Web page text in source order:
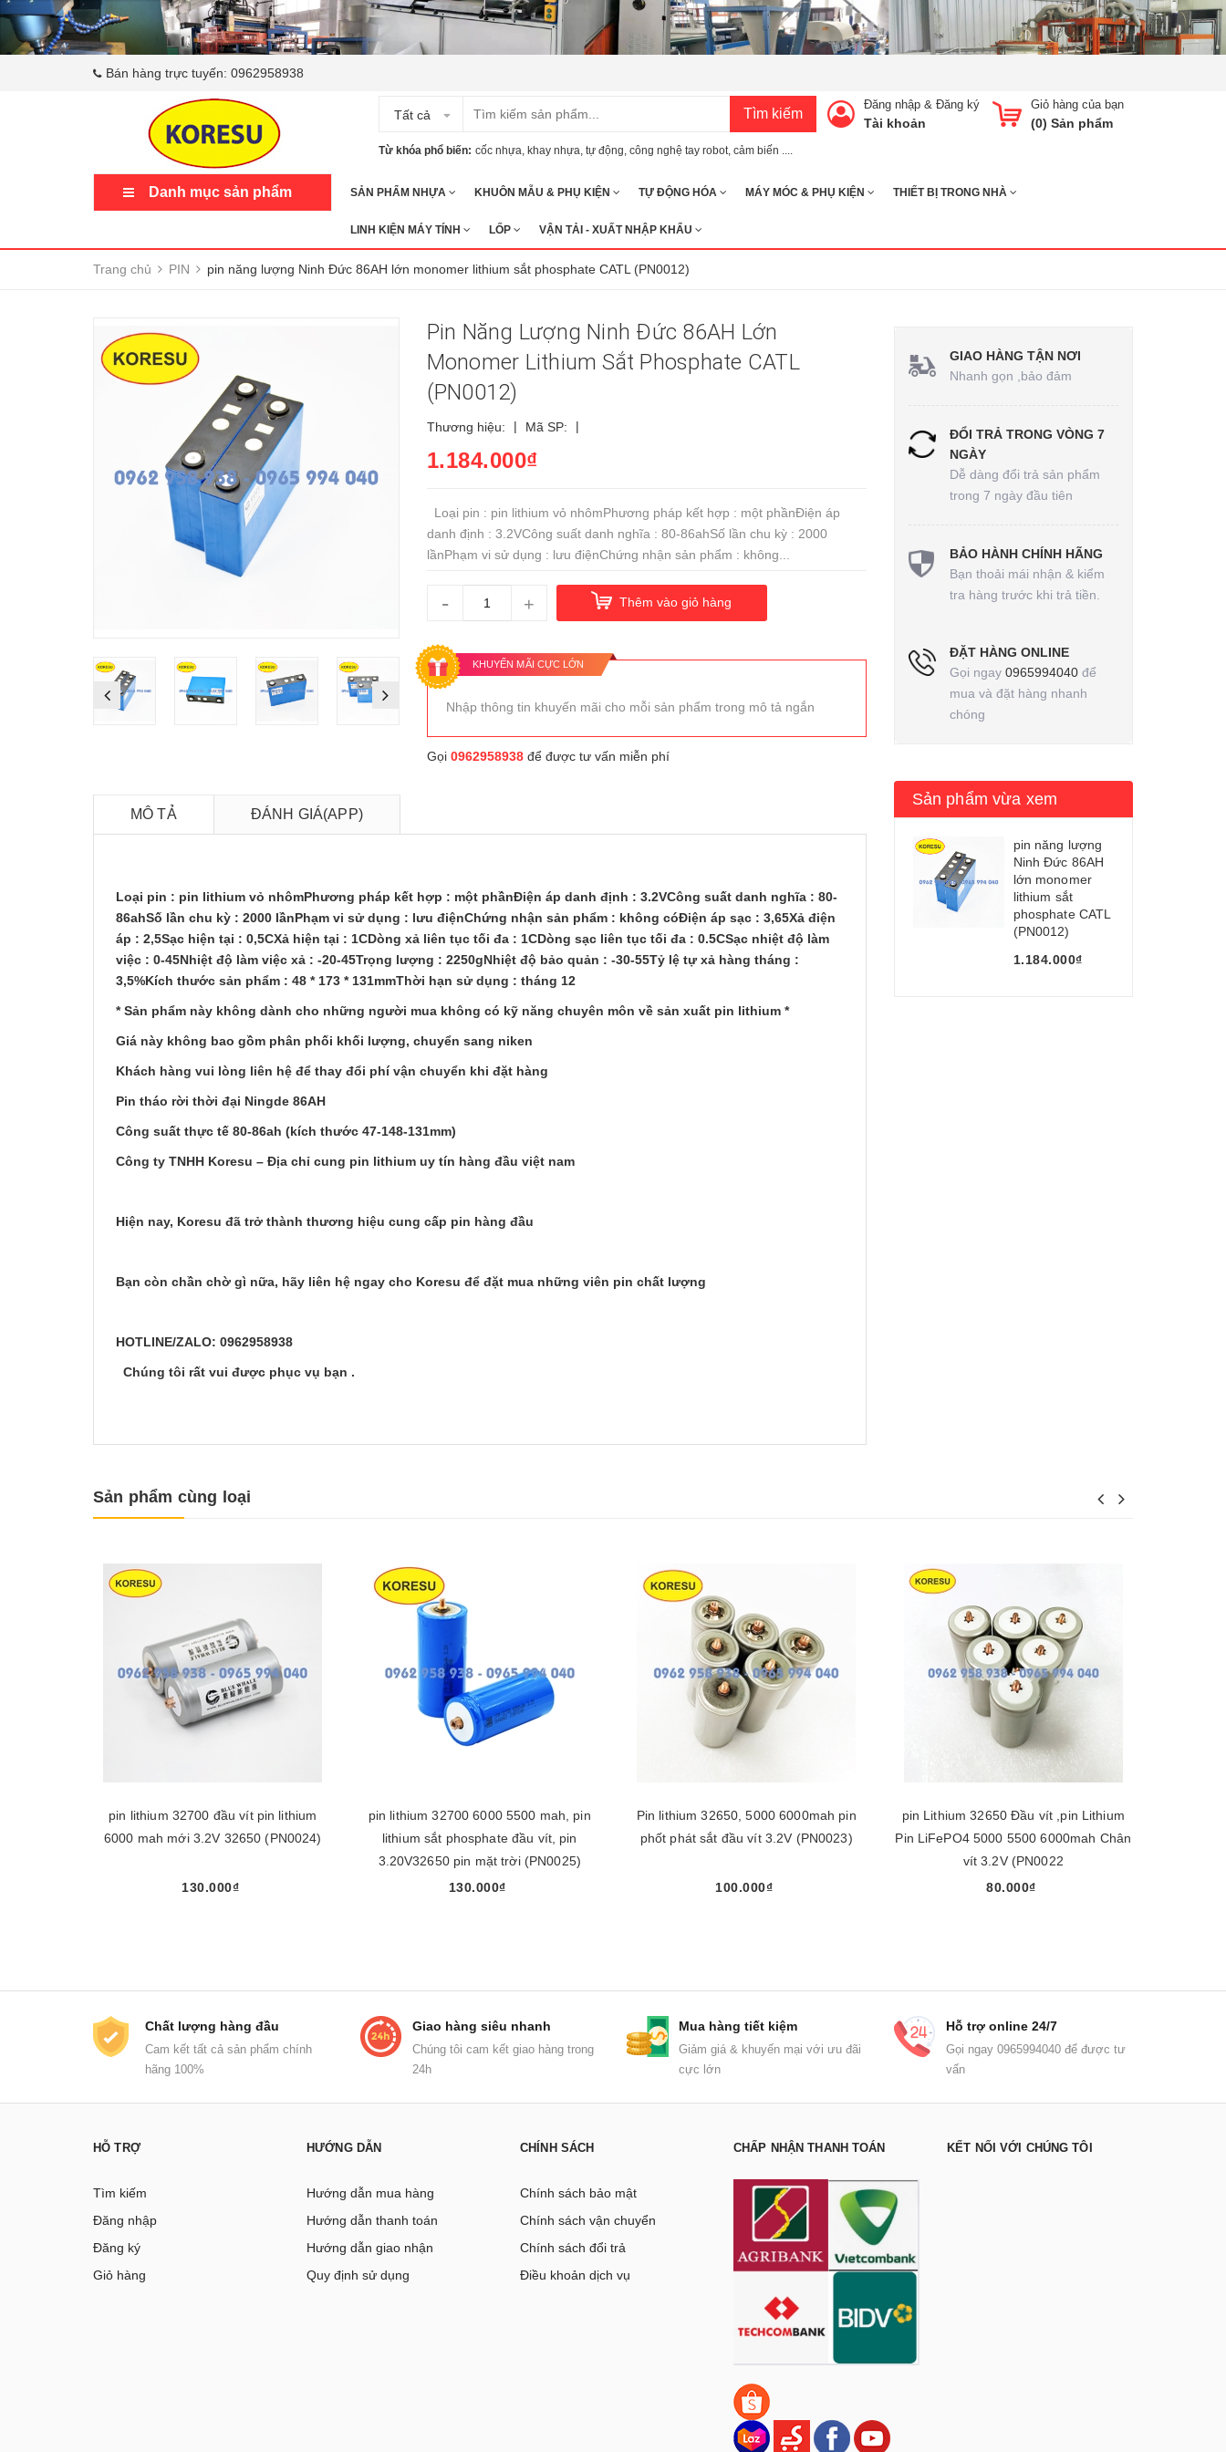
Bán hàng trực tuyến: 0962958938
Tất cả Tìm kiếm
Từ khóa phổ biến:cốc nhựa khay nhựa tự động công nghệ tay robot cảm biến ....
Giỏ hàng của bạn
(0) Sản phẩm
Đăng nhập & Đăng ký
Tài khoản
Danh mục sản phẩm SẢN PHẨM NHỰA KHUÔN MẪU & PHỤ KIỆN TỰ ĐỘNG HÓA MÁY MÓC & PHỤ KIỆN THIẾT BỊ TRONG NHÀ
LINH KIỆN MÁY TÍNH LỐP VẬN TẢI - XUẤT NHẬP KHẨU
Trang chủ PIN pin năng lượng Ninh Đức 86AH lớn monomer lithium sắt phosphate CATL (PN0012)
Pin Năng Lượng Ninh Đức 86AH Lớn
Monomer Lithium Sắt Phosphate CATL
(PN0012)
Thương hiệu: | Mã SP: |
1.184.000₫
Loại pin : pin lithium vỏ nhômPhương pháp kết hợp : một phầnĐiện áp
danh định : 3.2VCông suất danh nghĩa : 80-86ahSố lần chu kỳ : 2000
lầnPhạm vi sử dụng : lưu điệnChứng nhận sản phẩm : không...
- + Thêm vào giỏ hàng
KHUYẾN MÃI CỰC LỚN
Nhập thông tin khuyến mãi cho mỗi sản phẩm trong mô tả ngắn
Gọi 0962958938để được tư vấn miễn phí
MÔ TẢ ĐÁNH GIÁ(APP)
Loại pin : pin lithium vỏ nhômPhương pháp kết hợp : một phầnĐiện áp danh định : 3.2VCông suất danh nghĩa : 80-
86ahSố lần chu kỳ : 2000 lầnPhạm vi sử dụng : lưu điệnChứng nhận sản phẩm : không cóĐiện áp sạc : 3,65Xả điện
áp : 2,5Sạc hiện tại : 0,5CXả hiện tại : 1CDòng xả liên tục tối đa : 1CDòng sạc liên tục tối đa : 0.5CSạc nhiệt độ làm
việc : 0-45Nhiệt độ làm việc xả : -20-45Trọng lượng : 2250gNhiệt độ bảo quản : -30-55Tỷ lệ tự xả hàng tháng :
3,5%Kích thước sản phẩm : 48 * 173 * 131mmThời hạn sử dụng : tháng 12
* Sản phẩm này không dành cho những người mua không có kỹ năng chuyên môn về sản xuất pin lithium *
Giá này không bao gồm phân phối khối lượng, chuyển sang niken
Khách hàng vui lòng liên hệ để thay đổi phí vận chuyển khi đặt hàng
Pin tháo rời thời đại Ningde 86AH
Công suất thực tế 80-86ah (kích thước 47-148-131mm)
Công ty TNHH Koresu – Địa chỉ cung pin lithium uy tín hàng đầu việt nam
Hiện nay, Koresu đã trở thành thương hiệu cung cấp pin hàng đầu
Bạn còn chần chờ gì nữa, hãy liên hệ ngay cho Koresu để đặt mua những viên pin chất lượng
HOTLINE/ZALO: 0962958938
Chúng tôi rất vui được phục vụ bạn .
GIAO HÀNG TẬN NƠI
Nhanh gọn ,bảo đảm
ĐỔI TRẢ TRONG VÒNG 7
NGÀY
Dễ dàng đổi trả sản phẩm
trong 7 ngày đầu tiên
BẢO HÀNH CHÍNH HÃNG
Bạn thoải mái nhận & kiểm
tra hàng trước khi trả tiền.
ĐẶT HÀNG ONLINE
Gọi ngay 0965994040để
mua và đặt hàng nhanh
chóng
Sản phẩm vừa xem
pin năng lượng
Ninh Đức 86AH
lớn monomer
lithium sắt
phosphate CATL
(PN0012)
1.184.000₫
Sản phẩm cùng loại
pin lithium 32700 đầu vít pin lithium
6000 mah mới 3.2V 32650 (PN0024)
130.000₫
pin lithium 32700 6000 5500 mah, pin
lithium sắt phosphate đầu vít, pin
3.20V32650 pin mặt trời (PN0025)
130.000₫
Pin lithium 32650, 5000 6000mah pin
phốt phát sắt đầu vít 3.2V (PN0023)
100.000₫
pin Lithium 32650 Đầu vít ,pin Lithium
Pin LiFePO4 5000 5500 6000mah Chân
vít 3.2V (PN0022
80.000₫
Chất lượng hàng đầu
Cam kết tất cả sản phẩm chính
hãng 100%
Giao hàng siêu nhanh
Chúng tôi cam kết giao hàng trong
24h
Mua hàng tiết kiệm
Giảm giá & khuyến mại với ưu đãi
cực lớn
Hỗ trợ online 24/7
Gọi ngay 0965994040 để được tư
vấn
HỖ TRỢ
Tìm kiếm
Đăng nhập
Đăng ký
Giỏ hàng
HƯỚNG DẪN
Hướng dẫn mua hàng
Hướng dẫn thanh toán
Hướng dẫn giao nhận
Quy định sử dụng
CHÍNH SÁCH
Chính sách bảo mật
Chính sách vận chuyển
Chính sách đổi trả
Điều khoản dịch vụ
CHẤP NHẬN THANH TOÁN KẾT NỐI VỚI CHÚNG TÔI